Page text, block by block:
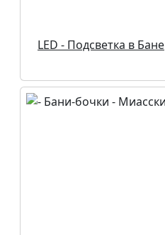
LED - Подсветка в Бане